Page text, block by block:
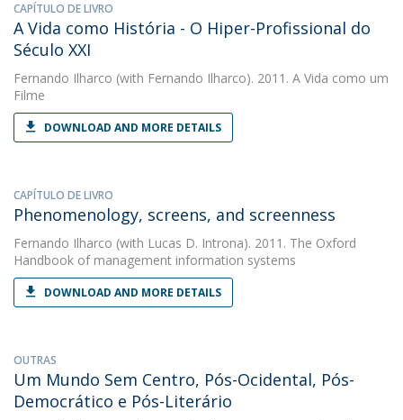
CAPÍTULO DE LIVRO
A Vida como História - O Hiper-Profissional do
Século XXI
Fernando Ilharco (with Fernando Ilharco). 2011. A Vida como um
Filme
DOWNLOAD AND MORE DETAILS
CAPÍTULO DE LIVRO
Phenomenology, screens, and screenness
Fernando Ilharco (with Lucas D. Introna). 2011. The Oxford
Handbook of management information systems
DOWNLOAD AND MORE DETAILS
OUTRAS
Um Mundo Sem Centro, Pós-Ocidental, Pós-
Democrático e Pós-Literário